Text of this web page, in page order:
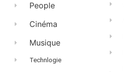
People
Cinéma
Musique
Technlogie